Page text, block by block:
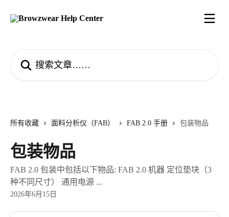
所有收藏 面料分析仪（FAB） FAB 2.0 手册 包装物品
包装物品
FAB 2.0 包装中包括以下物品: FAB 2.0 机器 定位垫块（3
种不同尺寸） 通用电源 ...
2026年6月15日